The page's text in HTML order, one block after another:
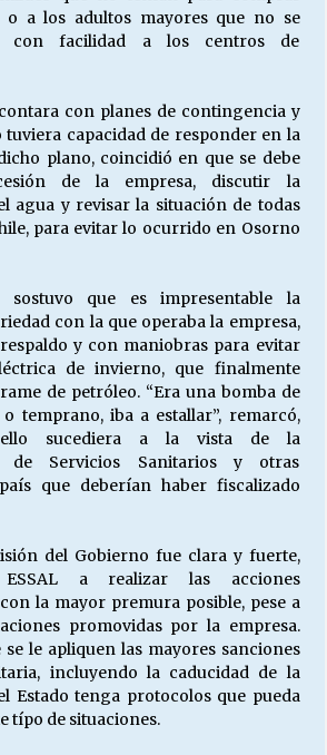
o a los adultos mayores que no se
con facilidad a los centros de
con planes de contingencia y
tuviera capacidad de responder en la
plano, coincidió en que se debe
de la empresa, discutir la
agua y revisar la situación de todas
para evitar lo ocurrido en Osorno
sostuvo que es impresentable la
con la que operaba la empresa,
y con maniobras para evitar
de invierno, que finalmente
de petróleo. “Era una bomba de
temprano, iba a estallar”, remarcó,
sucediera a la vista de la
de Servicios Sanitarios y otras
que deberían haber fiscalizado
del Gobierno fue clara y fuerte,
a realizar las acciones
la mayor premura posible, pese a
promovidas por la empresa.
se le apliquen las mayores sanciones
incluyendo la caducidad de la
Estado tenga protocolos que pueda
típo de situaciones.